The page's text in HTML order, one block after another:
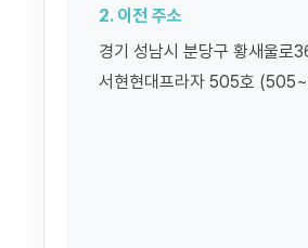
2. 이전 주소
경기 성남시 분당구 황새울로
서현현대프라자 505호